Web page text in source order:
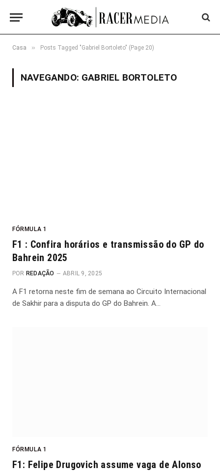
Casa » Posts Tagged "Gabriel Bortoleto" (Page 20)
NAVEGANDO: GABRIEL BORTOLETO
FÓRMULA 1
F1 : Confira horários e transmissão do GP do
Bahrein 2025
POR REDAÇÃO ABRIL 9, 2025
A F1 retorna neste fim de semana ao Circuito Internacional
de Sakhir para a disputa do GP do Bahrein. A…
FÓRMULA 1
F1: Felipe Drugovich assume vaga de Alonso